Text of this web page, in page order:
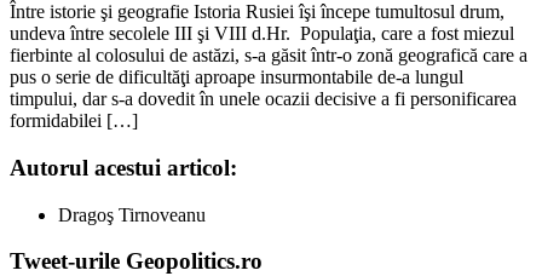
Între istorie şi geografie Istoria Rusiei îşi începe tumultosul drum,
undeva între secolele III şi VIII d.Hr. Populaţia, care a fost miezul
fierbinte al colosului de astăzi, s-a găsit într-o zonă geografică care a
pus o serie de dificultăţi aproape insurmontabile de-a lungul
timpului, dar s-a dovedit în unele ocazii decisive a fi personificarea
formidabilei […]
Autorul acestui articol:
Dragoş Tirnoveanu
Tweet-urile Geopolitics.ro